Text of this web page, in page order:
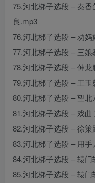
75.河北梆子选段 – 秦
良.mp3
76.河北梆子选段 – 劝
77.河北梆子选段 – 三
78.河北梆子选段 – 伸
79.河北梆子选段 – 王
80.河北梆子选段 – 望
81.河北梆子选段 – 戏
82.河北梆子选段 – 徐
83.河北梆子选段 – 用
84.河北梆子选段 – 辕
85.河北梆子选段 – 辕